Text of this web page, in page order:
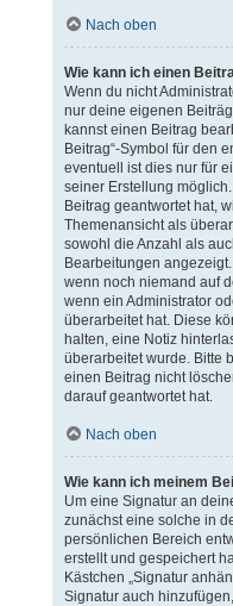
Nach oben
Wie kann ich einen
Wenn du nicht
nur deine eigenen
kannst einen Beitrag
Beitrag“-Symbol für den
eventuell ist dies nur für
seiner Erstellung
Beitrag geantwortet hat,
Themenansicht als
sowohl die Anzahl als
Bearbeitungen
wenn noch niemand auf
wenn ein Administrator
überarbeitet hat. Diese
halten, eine Notiz
überarbeitet wurde. Bitte
einen Beitrag nicht
darauf geantwortet hat.
Nach oben
Wie kann ich meinem
Um eine Signatur an
zunächst eine solche in
persönlichen Bereich
erstellt und gespeichert
Kästchen „Signatur
Signatur auch